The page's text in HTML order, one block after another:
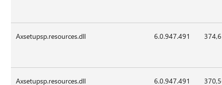
Axsetupsp.resources.dll 6.0.947.491
Axsetupsp.resources.dll 6.0.947.491